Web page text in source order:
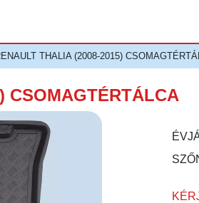
THALIA (2008-2015)
CSOMAGTÉRTÁLCA